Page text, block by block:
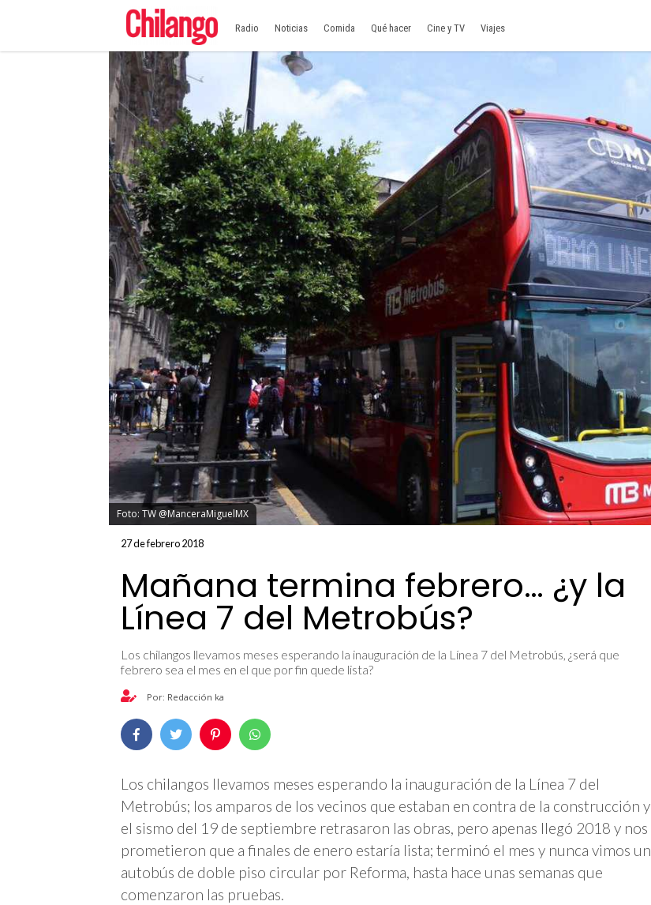
Radio Noticias Comida Qué hacer Cine y TV Viajes
Foto: TW @ManceraMiguelMX
27 de febrero 2018
Mañana termina febrero… ¿y la
Línea 7 del Metrobús?
Los chilangos llevamos meses esperando la inauguración de la Línea 7 del Metrobús, ¿será que
febrero sea el mes en el que por fin quede lista?
Por: Redacción ka
Los chilangos llevamos meses esperando la inauguración de la Línea 7 del
Metrobús; los amparos de los vecinos que estaban en contra de la construcción y
el sismo del 19 de septiembre retrasaron las obras, pero apenas llegó 2018 y nos
prometieron que a finales de enero estaría lista; terminó el mes y nunca vimos un
autobús de doble piso circular por Reforma, hasta hace unas semanas que
comenzaron las pruebas.